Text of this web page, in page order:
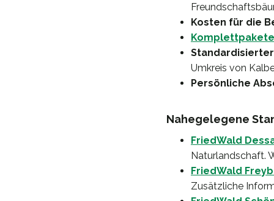
Kosten für die
Komplettpakete
Umkreis von
Persönliche
Nahegelegene
FriedWald
Naturlandschaft.
FriedWald
Zusätzliche